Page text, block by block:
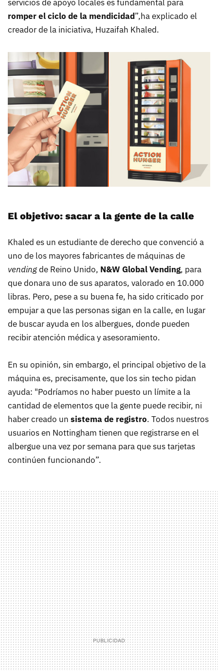
servicios de apoyo locales es fundamental para
romper el ciclo de la mendicidad”,ha explicado el
creador de la iniciativa, Huzaifah Khaled.
El objetivo: sacar a la gente de la calle
Khaled es un estudiante de derecho que convenció a
uno de los mayores fabricantes de máquinas de
vendingde Reino Unido, N&W Global Vending, para
que donara uno de sus aparatos, valorado en 10.000
libras. Pero, pese a su buena fe, ha sido criticado por
empujar a que las personas sigan en la calle, en lugar
de buscar ayuda en los albergues, donde pueden
recibir atención médica y asesoramiento.
En su opinión, sin embargo, el principal objetivo de la
máquina es, precisamente, que los sin techo pidan
ayuda: "Podríamos no haber puesto un límite a la
cantidad de elementos que la gente puede recibir, ni
haber creado un sistema de registro. Todos nuestros
usuarios en Nottingham tienen que registrarse en el
albergue una vez por semana para que sus tarjetas
continúen funcionando”.